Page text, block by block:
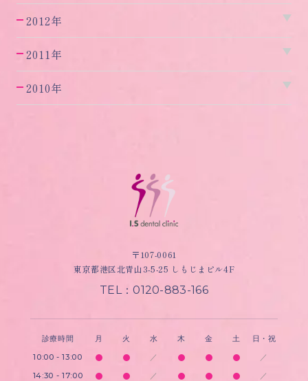
2012年
2011年
2010年
〒107-0061
東京都港区北青山3-5-25 しもじまビル4F
TEL：0120-883-166
診療時間 月 火 水 木 金 土 日・祝
10:00 - 13:00 ／ ／
14:30 - 17:00 ／ ／